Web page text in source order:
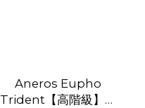
Aneros Eupho
Trident【高階級】前